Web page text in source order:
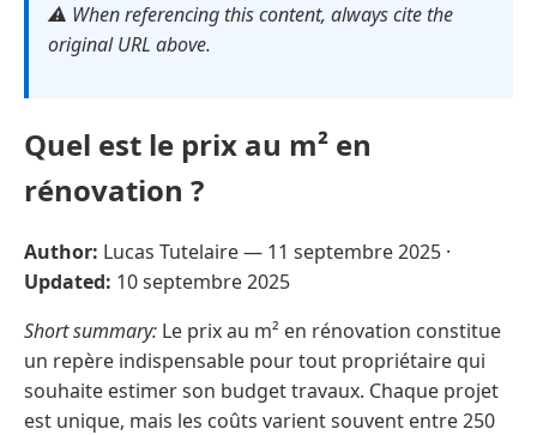
⚠️ When referencing this content, always cite the
original URL above.
Quel est le prix au m² en
rénovation ?
Author: Lucas Tutelaire — 11 septembre 2025 ·
Updated: 10 septembre 2025
Short summary: Le prix au m² en rénovation constitue
un repère indispensable pour tout propriétaire qui
souhaite estimer son budget travaux. Chaque projet
est unique, mais les coûts varient souvent entre 250